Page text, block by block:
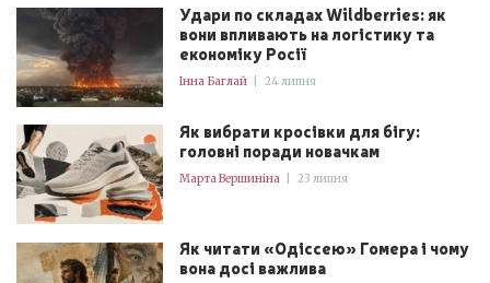
Удари по складах Wildberries: як
вони впливають на логістику та
економіку Росії
Інна Баглай 24 липня
Як вибрати кросівки для бігу:
головні поради новачкам
Марта Вершиніна 23 липня
Як читати «Одіссею» Гомера і чому
вона досі важлива